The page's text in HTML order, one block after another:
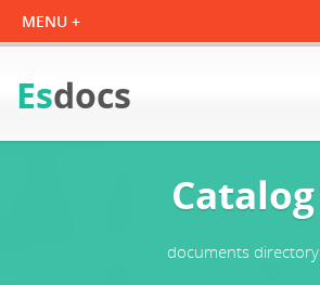
Esdocs
Catalog
documents directory